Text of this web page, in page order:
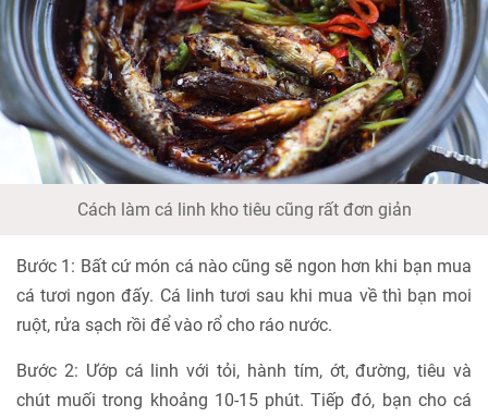
Cách làm cá linh kho tiêu cũng rất đơn giản
Bước 1: Bất cứ món cá nào cũng sẽ ngon hơn khi bạn mua
cá tươi ngon đấy. Cá linh tươi sau khi mua về thì bạn moi
ruột, rửa sạch rồi để vào rổ cho ráo nước.
Bước 2: Ướp cá linh với tỏi, hành tím, ớt, đường, tiêu và
chút muối trong khoảng 10-15 phút. Tiếp đó, bạn cho cá